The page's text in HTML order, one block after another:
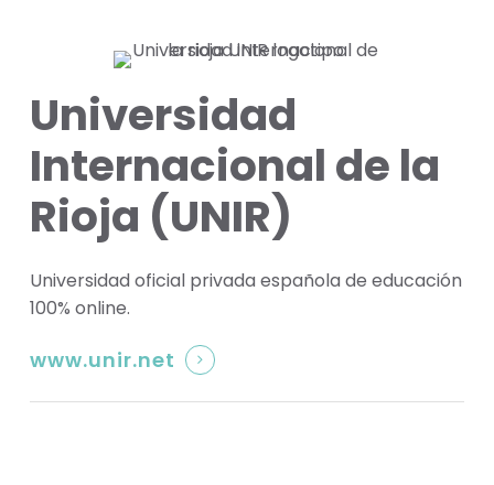
Universidad
Internacional de la
Rioja (UNIR)
Universidad oficial privada española de educación
100% online.
www.unir.net